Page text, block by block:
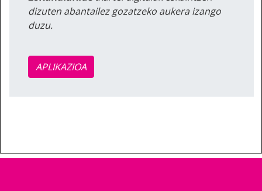
dizuten abantailez gozatzeko aukera izango
duzu.
APLIKAZIOA